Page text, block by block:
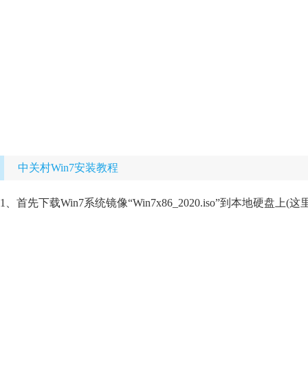
中关村Win7安装教程
1、首先下载Win7系统镜像“Win7x86_2020.iso”到本地硬盘上(这